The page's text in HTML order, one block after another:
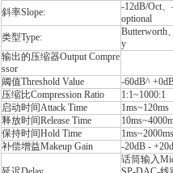
斜率Slope:
-12dB/Oct
optional
类型Type:
Butterworth
y
输出的压缩器Output Compre
ssor
阈值Threshold Value
-60dB^
压缩比Compression Ratio
1:1~1000:1
启动时间Attack Time
1ms~120ms
释放时间Release Time
保持时间Hold Time
1ms~2000ms
补偿增益Makeup Gain
-20dB -
话筒输入